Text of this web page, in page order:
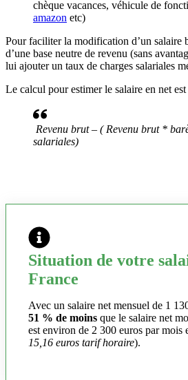
chèque vacances, véhicule de
amazon etc)
Pour faciliter la modification d’un salaire
d’une base neutre de revenu (sans
lui ajouter un taux de charges salariales
Le calcul pour estimer le salaire en net est
Revenu brut – ( Revenu brut *
salariales)
Situation de votre
France
Avec un salaire net mensuel de 1
51 % de moins que le salaire net
est environ de 2 300 euros par mois
15,16 euros tarif horaire).